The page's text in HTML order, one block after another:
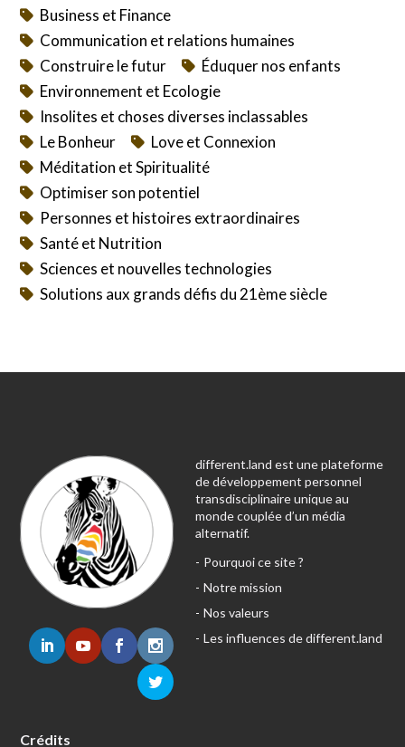
Business et Finance
Communication et relations humaines
Construire le futur
Éduquer nos enfants
Environnement et Ecologie
Insolites et choses diverses inclassables
Le Bonheur
Love et Connexion
Méditation et Spiritualité
Optimiser son potentiel
Personnes et histoires extraordinaires
Santé et Nutrition
Sciences et nouvelles technologies
Solutions aux grands défis du 21ème siècle
different.land est une plateforme
de développement personnel
transdisciplinaire unique au
monde couplée d’un média
alternatif.
Pourquoi ce site ?
Notre mission
Nos valeurs
Les influences de different.land
Crédits